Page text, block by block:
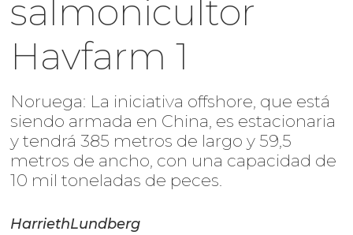
salmonicultor
Havfarm 1
Noruega: La iniciativa offshore, que está
siendo armada en China, es estacionaria
y tendrá 385 metros de largo y 59,5
metros de ancho, con una capacidad de
10 mil toneladas de peces.
HarriethLundberg